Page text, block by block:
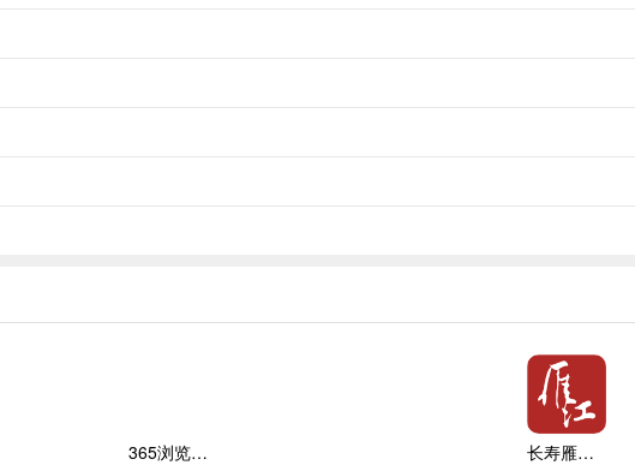
365浏览器大全2026最新版本
长寿雁江安卓版